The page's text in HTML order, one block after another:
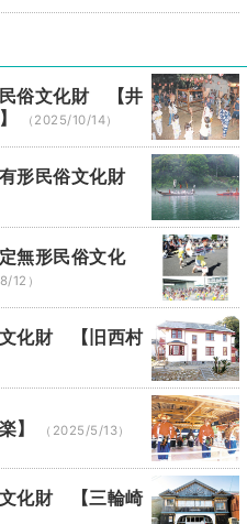
俗文化財 【井
（2025/10/14）
形民俗文化財
無形民俗文化
12）
化財 【旧西村
】 （2025/5/13）
化財 【三輪崎